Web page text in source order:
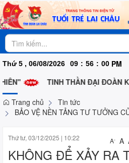
Thứ 5 , 06/08/2026 09 : 56 : 00 PM
TINH THẦN ĐẠI ĐOÀN
Trang chủ
Tin tức
BẢO VỆ NỀN TẢNG TƯ TƯỞNG
Thứ tư, 03/12/2025 | 10:22 A- A
KHÔNG ĐỂ XẢY RA